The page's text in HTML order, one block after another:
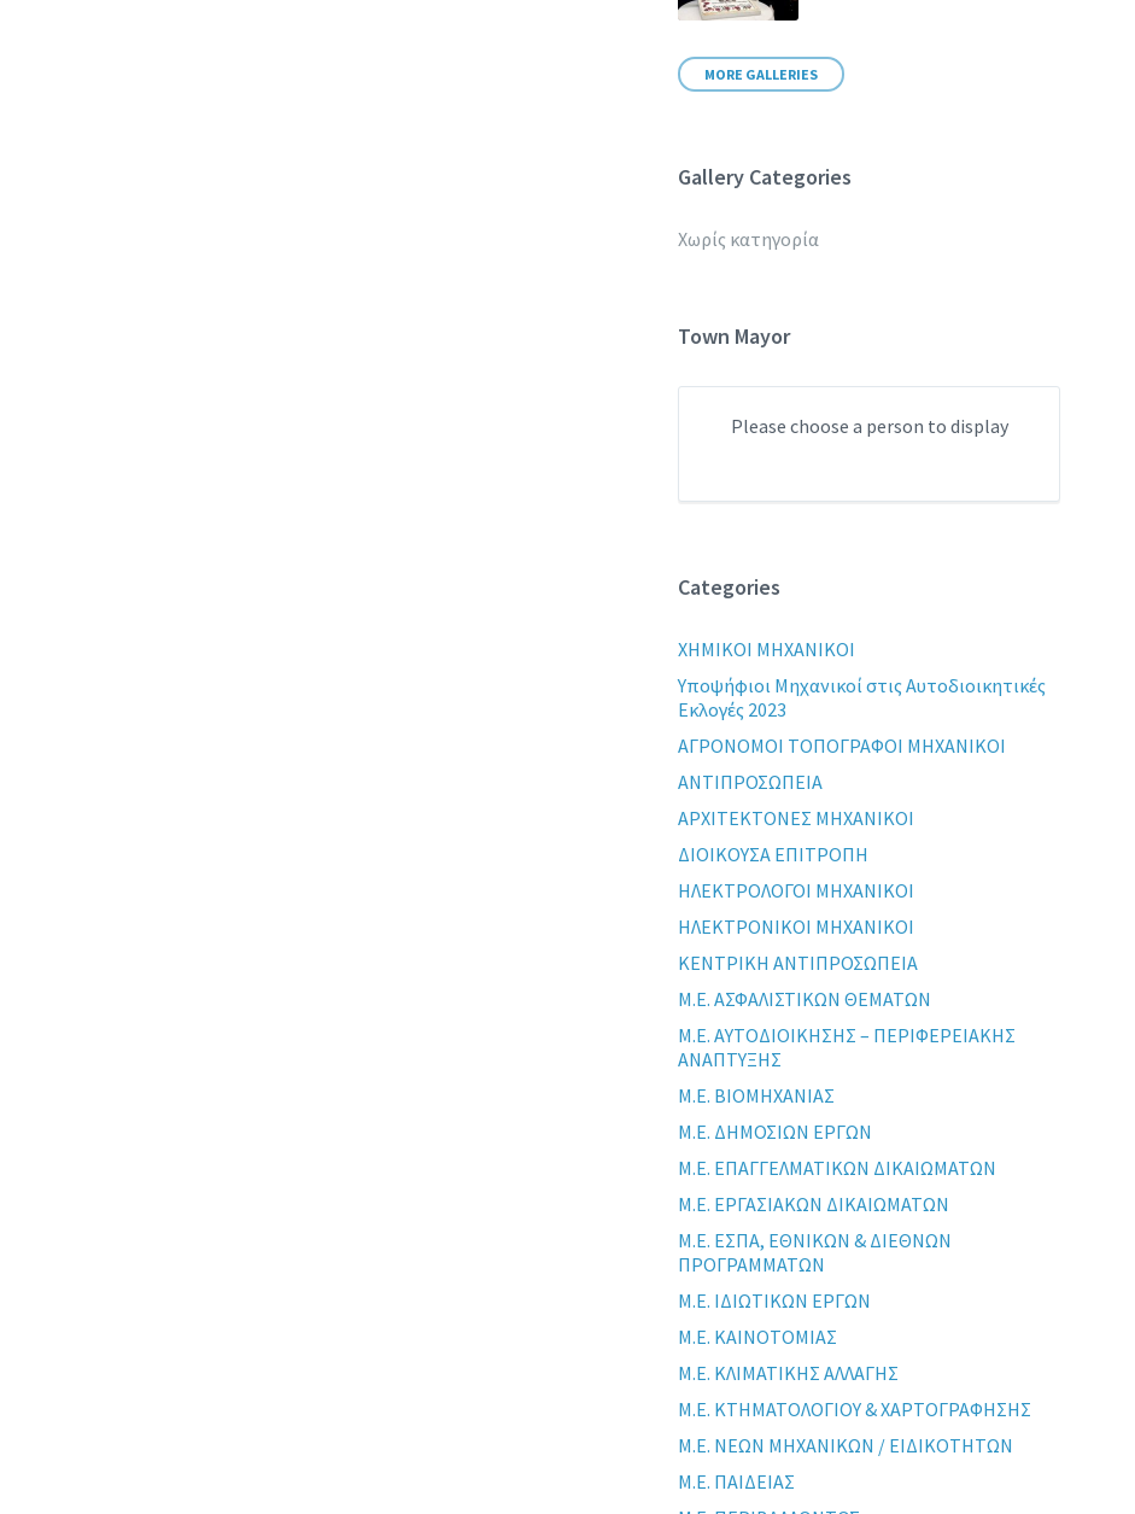
MORE GALLERIES
Gallery Categories
Χωρίς κατηγορία
Town Mayor
Please choose a person to display
Categories
XHMIKOI MHXANIKOI
Yποψήφιοι Μηχανικοί στις Αυτοδιοικητικές
Εκλογές 2023
ΑΓΡΟΝΟΜΟΙ ΤΟΠΟΓΡΑΦΟΙ ΜΗΧΑΝΙΚΟΙ
ΑΝΤΙΠΡΟΣΩΠΕΙΑ
ΑΡΧΙΤΕΚΤΟΝΕΣ ΜΗΧΑΝΙΚΟΙ
ΔΙΟΙΚΟΥΣΑ ΕΠΙΤΡΟΠΗ
ΗΛΕΚΤΡΟΛΟΓΟΙ ΜΗΧΑΝΙΚΟΙ
ΗΛΕΚΤΡΟΝΙΚΟΙ ΜΗΧΑΝΙΚΟΙ
ΚΕΝΤΡΙΚΗ ΑΝΤΙΠΡΟΣΩΠΕΙΑ
Μ.Ε. ΑΣΦΑΛΙΣΤΙΚΩΝ ΘΕΜΑΤΩΝ
Μ.Ε. ΑΥΤΟΔΙΟΙΚΗΣΗΣ – ΠΕΡΙΦΕΡΕΙΑΚΗΣ
ΑΝΑΠΤΥΞΗΣ
Μ.Ε. ΒΙΟΜΗΧΑΝΙΑΣ
Μ.Ε. ΔΗΜΟΣΙΩΝ ΕΡΓΩΝ
Μ.Ε. ΕΠΑΓΓΕΛΜΑΤΙΚΩΝ ΔΙΚΑΙΩΜΑΤΩΝ
Μ.Ε. ΕΡΓΑΣΙΑΚΩΝ ΔΙΚΑΙΩΜΑΤΩΝ
Μ.Ε. ΕΣΠΑ, ΕΘΝΙΚΩΝ & ΔΙΕΘΝΩΝ
ΠΡΟΓΡΑΜΜΑΤΩΝ
Μ.Ε. ΙΔΙΩΤΙΚΩΝ ΕΡΓΩΝ
Μ.Ε. ΚΑΙΝΟΤΟΜΙΑΣ
Μ.Ε. ΚΛΙΜΑΤΙΚΗΣ ΑΛΛΑΓΗΣ
Μ.Ε. ΚΤΗΜΑΤΟΛΟΓΙΟΥ & ΧΑΡΤΟΓΡΑΦΗΣΗΣ
Μ.Ε. ΝΕΩΝ ΜΗΧΑΝΙΚΩΝ / ΕΙΔΙΚΟΤΗΤΩΝ
Μ.Ε. ΠΑΙΔΕΙΑΣ